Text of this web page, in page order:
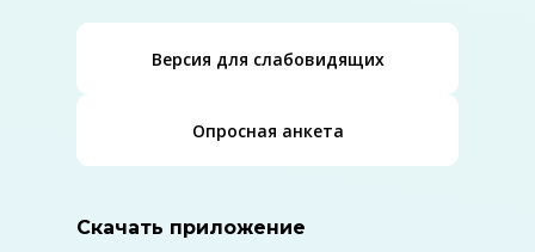
Скачать приложение
Версия для слабовидящих
Опросная анкета